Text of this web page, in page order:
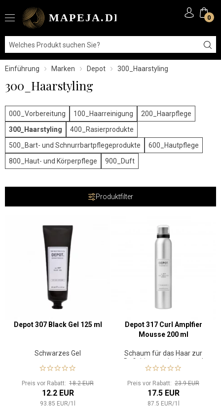
0
Einführung Marken Depot 300_Haarstyling
300_Haarstyling
000_Vorbereitung 100_Haarreinigung
200_Haarpflege
300_Haarstyling
400_Rasierprodukte
500_Bart- und Schnurrbartpflegeprodukte
600_Hautpflege
800_Haut- und Körperpflege
900_Duft
Produktfilter
Depot 307 Black Gel 125 ml
Schwarzes Gel
Preis vor Rabatt: 18.2 EUR
12.2 EUR
93.85 EUR/1
Depot 317 Curl Amplfier
Mousse 200 ml
Schaum für das Haar zur
Definition von Locken und
Kontrolle der Form
Preis vor Rabatt: 23.9 EUR
17.5 EUR
87.5 EUR/1